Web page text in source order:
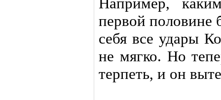
первой половине
себя все удары
не мягко. Но
терпеть, и он